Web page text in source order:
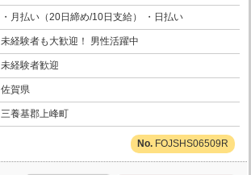
・月払い（20日締め/10日支給） ・日払い
未経験者も大歓迎！ 男性活躍中
未経験者歓迎
佐賀県
三養基郡上峰町
FOJSHS06509R